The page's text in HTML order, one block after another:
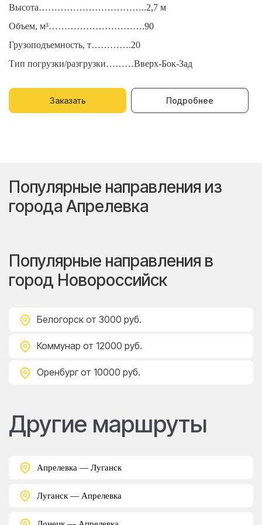
Высота……………………………..2,7 м
Объем, м³………………………….90
Грузоподъемность, т………….20
Тип погрузки/разгрузки………Вверх-Бок-Зад
Заказать Подробнее
Популярные направления из
города Апрелевка
Популярные направления в
город Новороссийск
Белогорск от 3000 руб.
Коммунар от 12000 руб.
Оренбург от 10000 руб.
Другие маршруты
Апрелевка — Луганск
Луганск — Апрелевка